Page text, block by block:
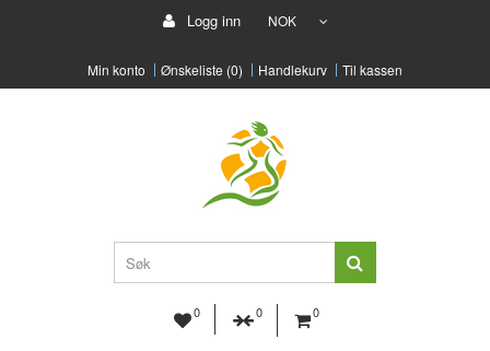
Logg inn NOK
Min konto Ønskeliste (0) Handlekurv Til kassen
0 0 0